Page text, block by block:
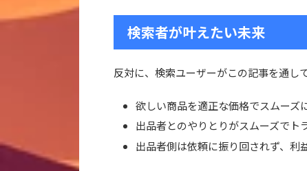
検索者が叶えたい未来
反対に、検索ユーザーがこの記事を通し
欲しい商品を適正な価格でスムーズ
出品者とのやりとりがスムーズでト
出品者側は依頼に振り回されず、利